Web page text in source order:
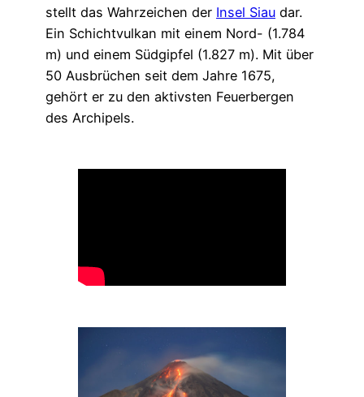
stellt das Wahrzeichen der Insel Siau dar.
Ein Schichtvulkan mit einem Nord- (1.784
m) und einem Südgipfel (1.827 m). Mit über
50 Ausbrüchen seit dem Jahre 1675,
gehört er zu den aktivsten Feuerbergen
des Archipels.